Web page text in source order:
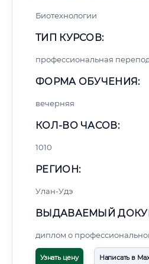
Биотехнологии
ТИП КУРСОВ:
профессиональная
ФОРМА ОБУЧЕНИЯ:
вечерняя
КОЛ-ВО ЧАСОВ:
1010
РЕГИОН:
Улан-Удэ
ВЫДАВАЕМЫЙ
диплом о
Узнать цену Написать в